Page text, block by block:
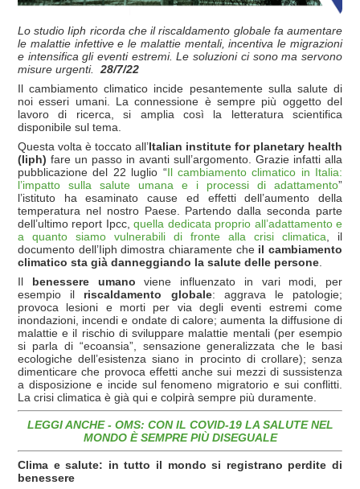
Lo studio Iiph ricorda che il riscaldamento globale fa aumentare
le malattie infettive e le malattie mentali, incentiva le migrazioni
e intensifica gli eventi estremi. Le soluzioni ci sono ma servono
misure urgenti. 28/7/22
Il cambiamento climatico incide pesantemente sulla salute di
noi esseri umani. La connessione è sempre più oggetto del
lavoro di ricerca, si amplia così la letteratura scientifica
disponibile sul tema.
Questa volta è toccato all’Italian institute for planetary health
(Iiph) fare un passo in avanti sull’argomento. Grazie infatti alla
pubblicazione del 22 luglio “Il cambiamento climatico in Italia:
l’impatto sulla salute umana e i processi di adattamento”
l’istituto ha esaminato cause ed effetti dell’aumento della
temperatura nel nostro Paese. Partendo dalla seconda parte
dell’ultimo report Ipcc,quella dedicata proprio all’adattamento e
a quanto siamo vulnerabili di fronte alla crisi climatica , il
documento dell’Iiph dimostra chiaramente che il cambiamento
climatico sta già danneggiando la salute delle persone
Il benessere umano viene influenzato in vari modi, per
esempio il riscaldamento globale: aggrava le patologie;
provoca lesioni e morti per via degli eventi estremi come
inondazioni, incendi e ondate di calore; aumenta la diffusione di
malattie e il rischio di sviluppare malattie mentali (per esempio
si parla di “ecoansia”, sensazione generalizzata che le basi
ecologiche dell’esistenza siano in procinto di crollare); senza
dimenticare che provoca effetti anche sui mezzi di sussistenza
a disposizione e incide sul fenomeno migratorio e sui conflitti.
La crisi climatica è già qui e colpirà sempre più duramente.
LEGGI ANCHE - OMS: CON IL COVID-19 LA SALUTE NEL
MONDO È SEMPRE PIÙ DISEGUALE
Clima e salute: in tutto il mondo si registrano perdite di
benessere